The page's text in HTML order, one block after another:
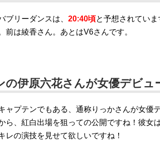
ブリーダンスは、 20:40頃と予想されてい
前は綾香さん。あとはV6さんです。
の伊原六花さんが女優デビュ
ャプテンでもある、通称りっかさんが女優
ら、紅白出場を狙っての公開ですね！彼女
レの演技を見せて欲しいですね！